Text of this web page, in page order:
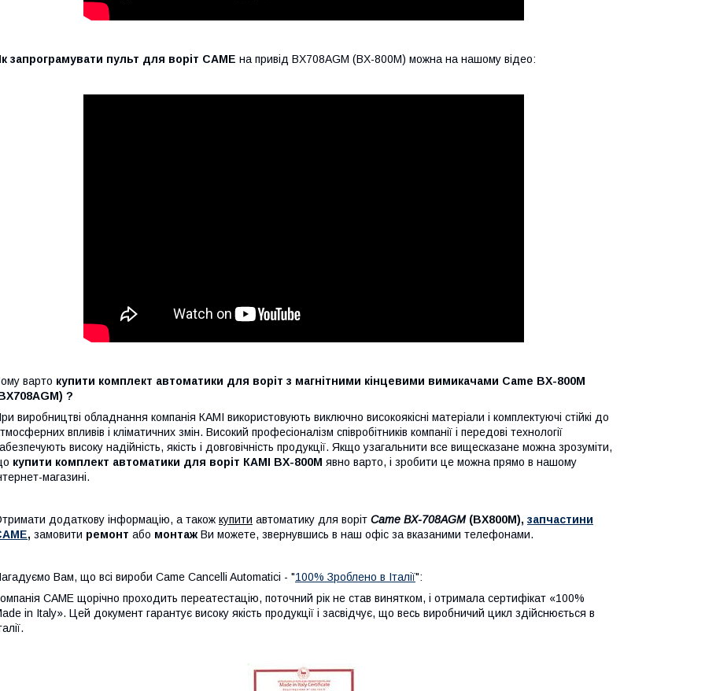
запрограмувати пульт для воріт CAME на привід BX708AGM (BX-800M) можна на нашому відео:
варто купити комплект автоматики для воріт з магнітними кінцевими вимикачами Came BX-800M
?
виробництві обладнання компанія КАМІ використовують виключно високоякісні матеріали і комплектуючі стійкі до
впливів і кліматичних змін. Високий професіоналізм співробітників компанії і передові технології
високу надійність, якість і довговічність продукції. Якщо узагальнити все вищесказане можна зрозуміти,
купити комплект автоматики для воріт КАМІ BX-800M явно варто, і зробити це можна прямо в нашому
магазині.
додаткову інформацію, а також купити автоматику для воріт Came BX-708AGM(BX800M), запчастини
, замовити ремонт або монтаж Ви можете, звернувшись в наш офіс за вказаними телефонами.
Вам, що всі вироби Came Cancelli Automatici - "100% Зроблено в Італії":
CAME щорічно проходить переатестацію, поточний рік не став винятком, і отримала сертифікат «100%
in Italy». Цей документ гарантує високу якість продукції і засвідчує, що весь виробничий цикл здійснюється в